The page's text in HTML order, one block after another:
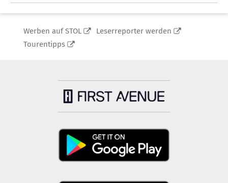
Werben auf STOL
Leserreporter werden
Tourentipps